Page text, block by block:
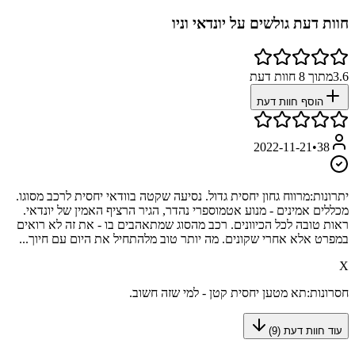
חוות דעת גולשים על יונדאי וניו
3.6מתוך 8 חוות דעת
הוסף חוות דעת
38
•
2022-11-21
יתרונות:מרווח גחון יחסית גדול. נסיעה שקטה בוודאי יחסית לרכב מסוגו.
מכללים אמינים - מנוע אטמוספרי נהדר, הגיר הרציף האמין של יונדאי.
ראות טובה לכל הכיוונים. רכב מהסוג שמתאהבים בו - את זה לא רואים
במפרט אלא אחרי שקונים. מה יותר טוב מלהתחיל את היום עם חיוך...
X
חסרונות:תא מטען יחסית קטן - למי שזה חשוב.
עוד חוות דעת (9
)